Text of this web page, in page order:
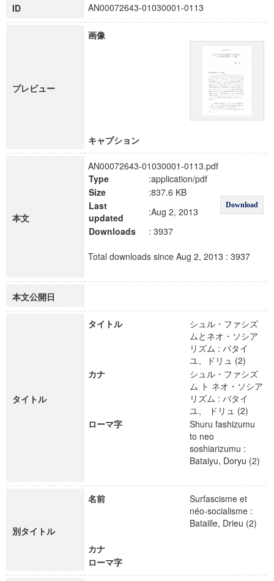
ID AN00072643-01030001-0113
プレビュー
画像
キャプション
本文
AN00072643-01030001-0113.pdf
Type
:application/pdf
Download
Size
:837.6 KB
Last
updated
:Aug 2, 2013
Downloads
: 3937
Total downloads since Aug 2, 2013 : 3937
本文公開日
タイトル
タイトル
シュル・ファシズ
ムとネオ・ソシア
リズム : バタイ
ユ、ドリュ (2)
カナ
シュル・ファシズ
ム ト ネオ・ソシア
リズム : バタイ
ユ、 ドリュ (2)
ローマ字
Shuru fashizumu
to neo
soshiarizumu :
Bataiyu, Doryu (2)
別タイトル
名前
Surfascisme et
néo-socialisme :
Bataille, Drieu (2)
カナ
ローマ字